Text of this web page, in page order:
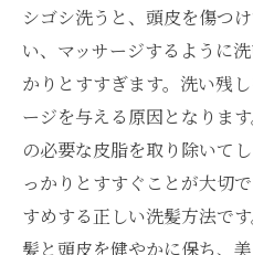
シゴシ洗うと、頭皮を傷つ
い、マッサージするように
かりとすすぎます。洗い残
ージを与える原因となりま
の必要な皮脂を取り除いて
っかりとすすぐことが大切
すめする正しい洗髪方法で
髪と頭皮を健やかに保ち、